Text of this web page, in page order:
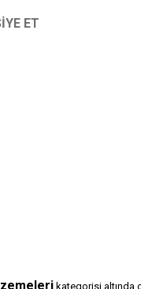
ET
kategorisi altında